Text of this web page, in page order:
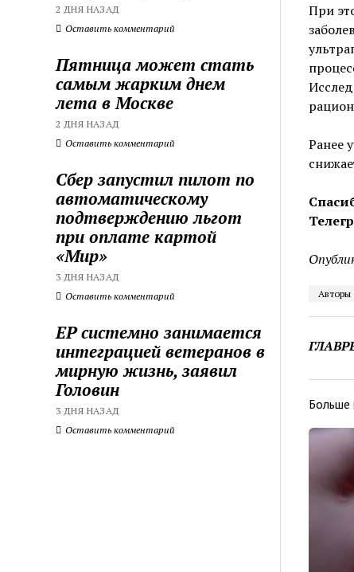
2 ДНЯ НАЗАД
Оставить комментарий
Пятница может стать
самым жарким днем
лета в Москве
2 ДНЯ НАЗАД
Оставить комментарий
Сбер запустил пилот по
автоматическому
подтверждению льгот
при оплате картой
«Мир»
3 ДНЯ НАЗАД
Оставить комментарий
ЕР системно занимается
интеграцией ветеранов в
мирную жизнь, заявил
Головин
3 ДНЯ НАЗАД
Оставить комментарий
При
Ранее
Авторы
Больше